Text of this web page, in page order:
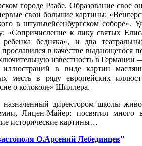
городе Раабе. Образование свое
свои большие картины:
в штульвейсенбургском соборе».
«Сопричисление к лику святых
бедняка», и два
в качестве выдающегося
известность в
в виде картин
месть в ряду европейских
о колоколе» Шиллера.
директором школы
Лицен-Майер; посвятил много
исторические картины…
О.Арсений Лебединцев"